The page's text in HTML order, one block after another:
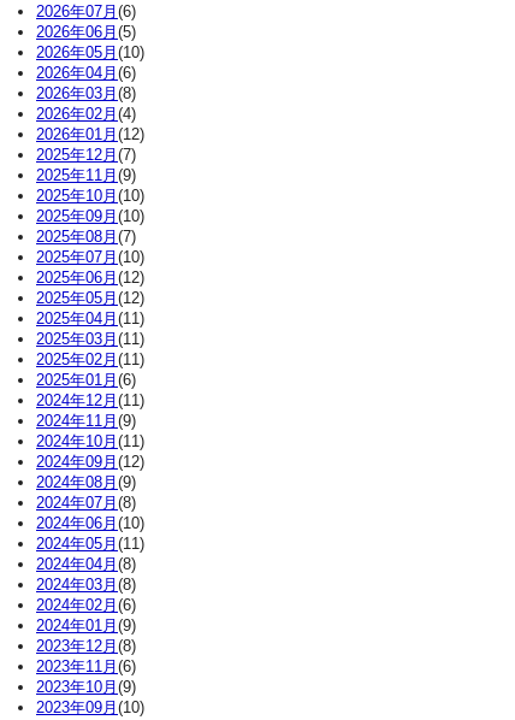
2026年07月(6)
2026年06月(5)
2026年05月(10)
2026年04月(6)
2026年03月(8)
2026年02月(4)
2026年01月(12)
2025年12月(7)
2025年11月(9)
2025年10月(10)
2025年09月(10)
2025年08月(7)
2025年07月(10)
2025年06月(12)
2025年05月(12)
2025年04月(11)
2025年03月(11)
2025年02月(11)
2025年01月(6)
2024年12月(11)
2024年11月(9)
2024年10月(11)
2024年09月(12)
2024年08月(9)
2024年07月(8)
2024年06月(10)
2024年05月(11)
2024年04月(8)
2024年03月(8)
2024年02月(6)
2024年01月(9)
2023年12月(8)
2023年11月(6)
2023年10月(9)
2023年09月(10)